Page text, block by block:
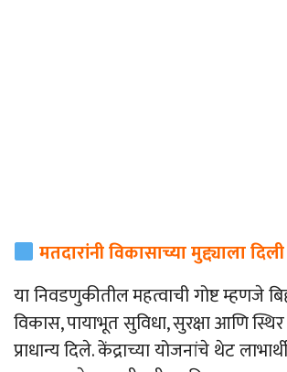
मतदारांनी विकासाच्या मुद्द्याला
या निवडणुकीतील महत्वाची गोष्ट म्हणजे
विकास, पायाभूत सुविधा, सुरक्षा आणि स्थिर
प्राधान्य दिले. केंद्राच्या योजनांचे थेट